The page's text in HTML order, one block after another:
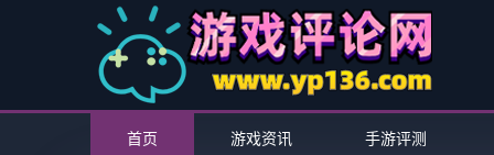
首页 游戏资讯 手游评测